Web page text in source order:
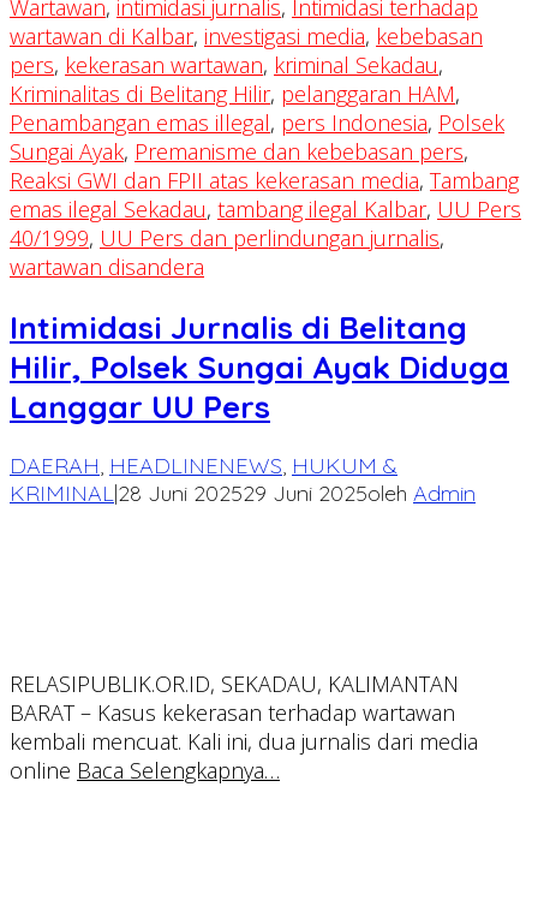
Wartawan, intimidasi jurnalis, Intimidasi terhadap
wartawan di Kalbar, investigasi media, kebebasan
pers, kekerasan wartawan, kriminal Sekadau,
Kriminalitas di Belitang Hilir, pelanggaran HAM,
Penambangan emas illegal, pers Indonesia, Polsek
Sungai Ayak, Premanisme dan kebebasan pers,
Reaksi GWI dan FPII atas kekerasan media, Tambang
emas ilegal Sekadau, tambang ilegal Kalbar, UU Pers
40/1999, UU Pers dan perlindungan jurnalis,
wartawan disandera
Intimidasi Jurnalis di Belitang
Hilir, Polsek Sungai Ayak Diduga
Langgar UU Pers
DAERAH, HEADLINENEWS, HUKUM &
KRIMINAL|28 Juni 202529 Juni 2025oleh Admin
RELASIPUBLIK.OR.ID, SEKADAU, KALIMANTAN
BARAT – Kasus kekerasan terhadap wartawan
kembali mencuat. Kali ini, dua jurnalis dari media
online Baca Selengkapnya…